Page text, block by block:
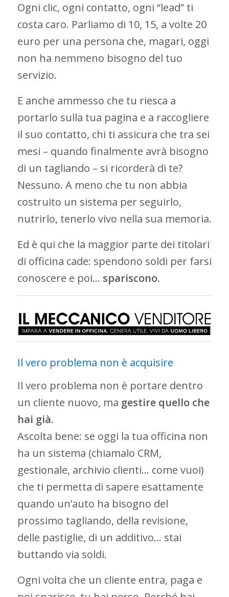
Ogni clic, ogni contatto, ogni “lead” ti
costa caro. Parliamo di 10, 15, a volte 20
euro per una persona che, magari, oggi
non ha nemmeno bisogno del tuo
servizio.
E anche ammesso che tu riesca a
portarlo sulla tua pagina e a raccogliere
il suo contatto, chi ti assicura che tra sei
mesi – quando finalmente avrà bisogno
di un tagliando – si ricorderà di te?
Nessuno. A meno che tu non abbia
costruito un sistema per seguirlo,
nutrirlo, tenerlo vivo nella sua memoria.
Ed è qui che la maggior parte dei titolari
di officina cade: spendono soldi per farsi
conoscere e poi… spariscono.
Il vero problema non è acquisire
Il vero problema non è portare dentro
un cliente nuovo, ma gestire quello che
hai già.
Ascolta bene: se oggi la tua officina non
ha un sistema (chiamalo CRM,
gestionale, archivio clienti… come vuoi)
che ti permetta di sapere esattamente
quando un’auto ha bisogno del
prossimo tagliando, della revisione,
delle pastiglie, di un additivo… stai
buttando via soldi.
Ogni volta che un cliente entra, paga e